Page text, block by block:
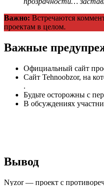
Важно: Встречаются
проектам в целом.
Важные
Официальный сайт
Сайт Tehnoobzor, на
.
Будьте осторожны с
В обсуждениях
Вывод
Nyzor — проект с